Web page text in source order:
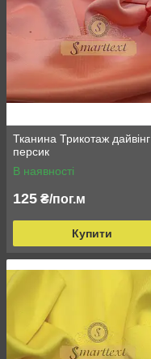
Тканина Трикотаж дайвінг
персик
В наявності
125 ₴/пог.м
Купити